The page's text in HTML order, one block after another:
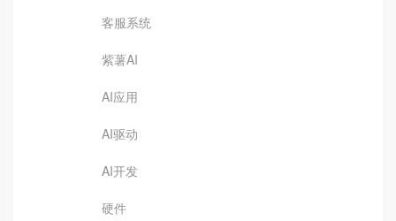
客服系统
紫薯AI
AI应用
AI驱动
AI开发
硬件